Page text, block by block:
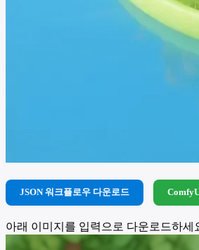
JSON 워크플로우 다운로드
아래 이미지를 입력으로 다운로드하세